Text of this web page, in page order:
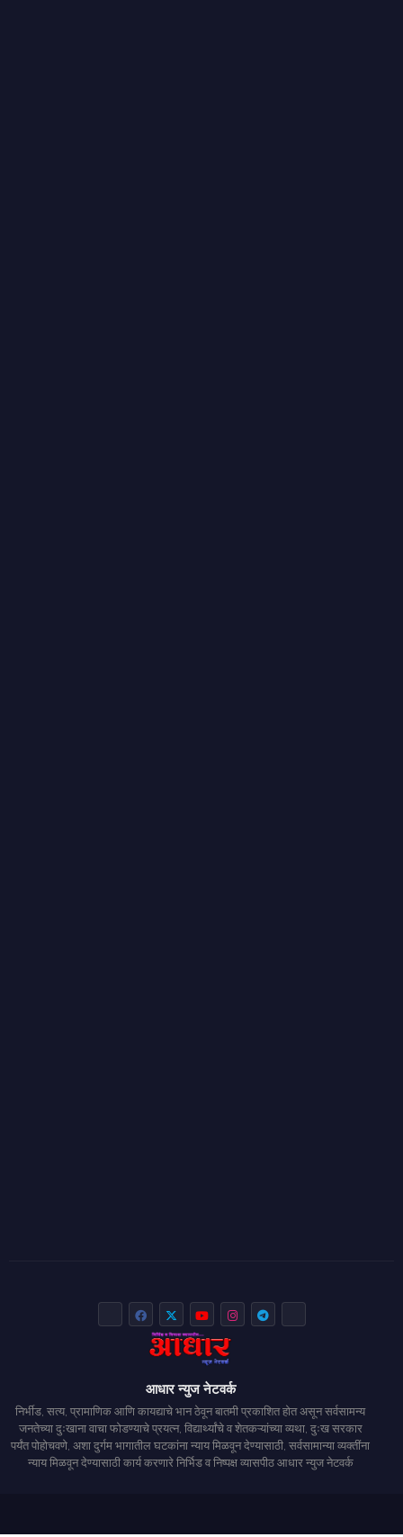
आधार न्युज नेटवर्क
निर्भीड, सत्य, प्रामाणिक आणि कायद्याचे भान ठेवून बातमी प्रकाशित होत असून सर्वसामन्य
जनतेच्या दुःखाना वाचा फोडण्याचे प्रयत्न, विद्यार्थ्यांचे व शेतकऱ्यांच्या व्यथा, दुःख सरकार
पर्यंत पोहोचवणे, अशा दुर्गम भागातील घटकांना न्याय मिळवून देण्यासाठी, सर्वसामान्या व्यक्तींना
न्याय मिळवून देण्यासाठी कार्य करणारे निर्भिड व निष्पक्ष व्यासपीठ आधार न्युज नेटवर्क